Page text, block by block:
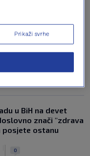
u BiH na devet
znači "zdrava
posjete ostanu
0
Prikaži svrhe